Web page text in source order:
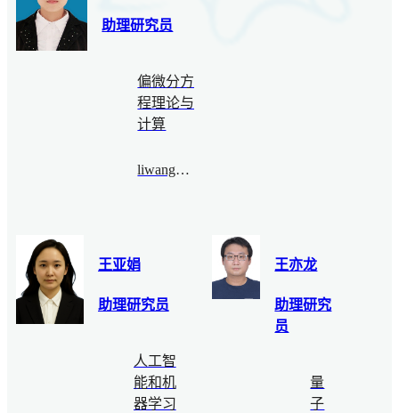
助理研究员
偏微分方
程理论与
计算
liwang@bimsa.cn
王亚娟
助理研究员
人工智
能和机
器学习
王亦龙
助理研究
员
量
子